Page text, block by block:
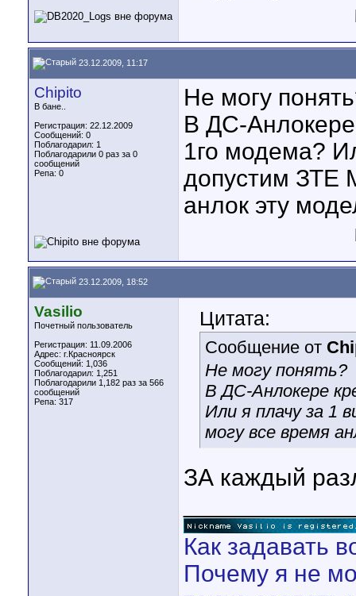
23.12.2009, 11:17
Chipito
В бане..
Регистрация: 22.12.2009
Сообщений: 0
Поблагодарил: 1
Поблагодарили 0 раз за 0
сообщений
Репа: 0
Не могу
В ДС-Анлокере
1го модема?
допустим ЗТЕ
анлок эту
23.12.2009, 18:52
Vasilio
Почетный пользователь
Регистрация: 11.09.2006
Адрес: г.Красноярск
Сообщений: 1,036
Поблагодарил: 1,251
Поблагодарили 1,182 раз за 566
сообщений
Репа: 317
Цитата:
Сообщение от
Не могу понять?
В ДС-Анлокере
Или я плачу за 1
могу все время
ЗА каждый
Как задавать
Почему я не